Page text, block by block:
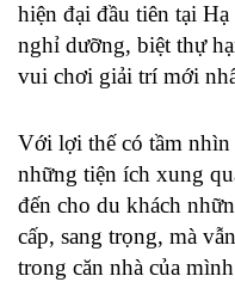
hiện đại đầu tiên tại
nghỉ dưỡng, biệt thự
vui chơi giải trí mới
Với lợi thế có tầm
những tiện ích xung
đến cho du khách
cấp, sang trọng, mà
trong căn nhà của